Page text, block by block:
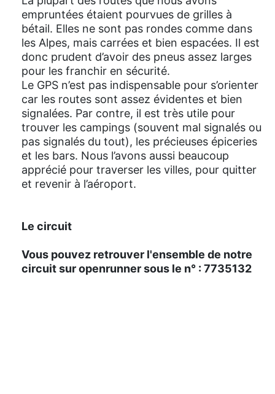
empruntées étaient pourvues de grilles à
bétail. Elles ne sont pas rondes comme dans
les Alpes, mais carrées et bien espacées. Il est
donc prudent d’avoir des pneus assez larges
pour les franchir en sécurité.
Le GPS n’est pas indispensable pour s’orienter
car les routes sont assez évidentes et bien
signalées. Par contre, il est très utile pour
trouver les campings (souvent mal signalés ou
pas signalés du tout), les précieuses épiceries
et les bars. Nous l’avons aussi beaucoup
apprécié pour traverser les villes, pour quitter
et revenir à l’aéroport.
Le circuit
Vous pouvez retrouver l'ensemble de notre
circuit sur openrunner sous le n° : 7735132